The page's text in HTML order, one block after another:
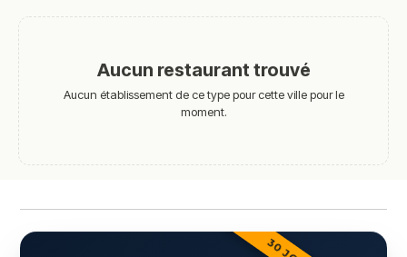
Aucun restaurant trouvé
Aucun établissement de ce type pour cette ville pour le
moment.